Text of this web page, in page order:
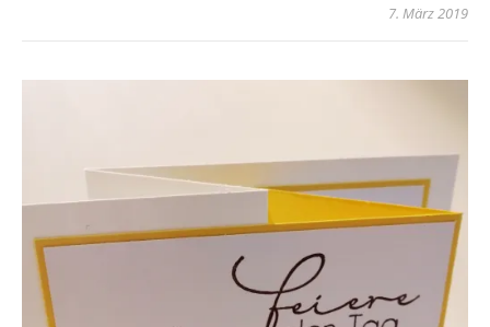
7. März 2019